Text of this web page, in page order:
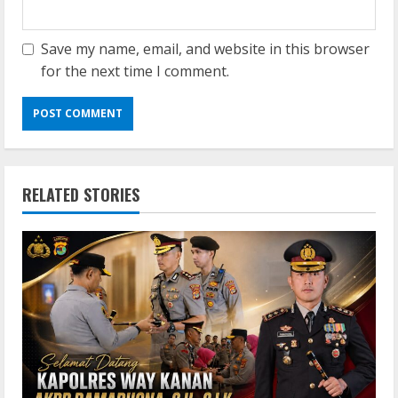
Save my name, email, and website in this browser
for the next time I comment.
RELATED STORIES